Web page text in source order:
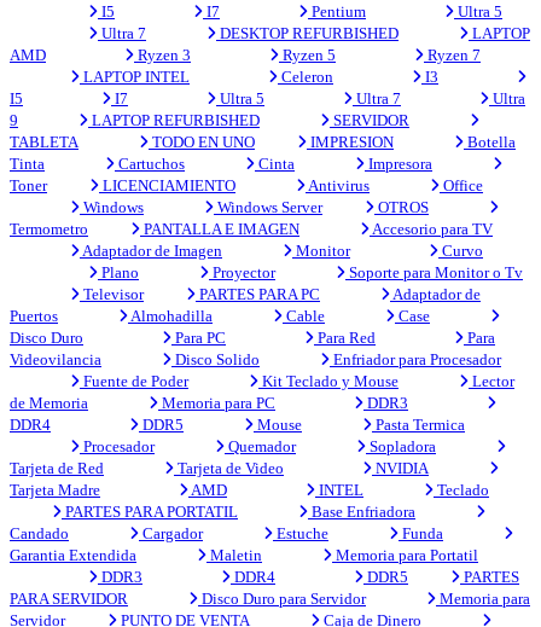
I5
I7 Pentium
Ultra 5
Ultra 7
DESKTOP REFURBISHED
LAPTOP
AMD
Ryzen 3 Ryzen 5
Ryzen 7
LAPTOP INTEL
Celeron
I3
I5
I7 Ultra 5 Ultra 7
Ultra
9
LAPTOP REFURBISHED
SERVIDOR
TABLETA
TODO EN UNO IMPRESION
Botella
Tinta
Cartuchos Cinta
Impresora
Toner
LICENCIAMIENTO Antivirus
Office
Windows
Windows Server
OTROS
Termometro
PANTALLA E IMAGEN
Accesorio para TV
Adaptador de Imagen
Monitor
Curvo
Plano
Proyector
Soporte para Monitor o Tv
Televisor
PARTES PARA PC
Adaptador de
Puertos
Almohadilla Cable
Case
Disco Duro
Para PC Para Red
Para
Videovilancia
Disco Solido
Enfriador para Procesador
Fuente de Poder
Kit Teclado y Mouse
Lector
de Memoria
Memoria para PC
DDR3
DDR4
DDR5 Mouse
Pasta Termica
Procesador
Quemador
Sopladora
Tarjeta de Red
Tarjeta de Video
NVIDIA
Tarjeta Madre
AMD INTEL
Teclado
PARTES PARA PORTATIL
Base Enfriadora
Candado
Cargador Estuche
Funda
Garantia Extendida
Maletin
Memoria para Portatil
DDR3
DDR4 DDR5
PARTES
PARA SERVIDOR
Disco Duro para Servidor
Memoria para
Servidor
PUNTO DE VENTA Caja de Dinero